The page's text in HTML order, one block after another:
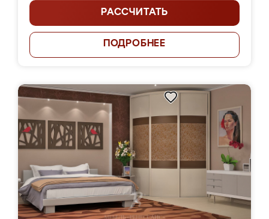
РАССЧИТАТЬ
ПОДРОБНЕЕ